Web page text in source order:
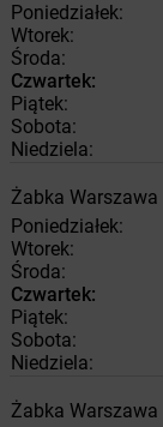
Poniedziałek:
Wtorek:
Środa:
Czwartek:
Piątek:
Sobota:
Niedziela:
Żabka Warszawa
Poniedziałek:
Wtorek:
Środa:
Czwartek:
Piątek:
Sobota:
Niedziela:
Żabka Warszawa